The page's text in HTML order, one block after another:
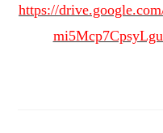
https://